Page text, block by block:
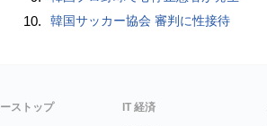
10. 韓国サッカー協会 審判に性接待
ストップ IT 経済